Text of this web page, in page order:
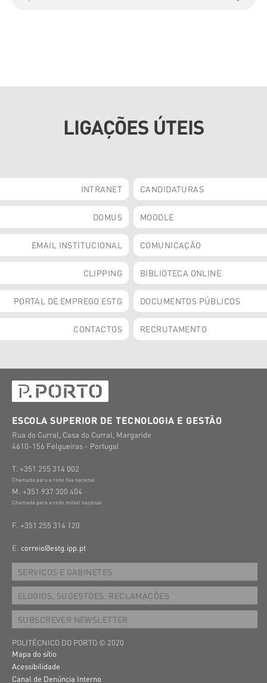
LIGAÇÕES ÚTEIS
INTRANET CANDIDATURAS
DOMUS MOODLE
EMAIL INSTITUCIONAL COMUNICAÇÃO
CLIPPING BIBLIOTECA ONLINE
PORTAL DE EMPREGO ESTG DOCUMENTOS PÚBLICOS
CONTACTOS RECRUTAMENTO
ESCOLA SUPERIOR DE TECNOLOGIA E GESTÃO
Rua do Curral, Casa do Curral, Margaride
4610-156 Felgueiras - Portugal
T. +351 255 314 002
Chamada para a rede fixa nacional
M. +351 937 300 404
Chamada para a rede móvel nacional
F. +351 255 314 120
E. correio@estg.ipp.pt
SERVIÇOS E GABINETES
ELOGIOS, SUGESTÕES, RECLAMAÇÕES
SUBSCREVER NEWSLETTER
POLITÉCNICO DO PORTO © 2020
Mapa do sítio
Acessibilidade
Canal de Denúncia Interno